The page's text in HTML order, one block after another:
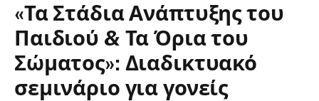
«Τα Στάδια Ανάπτυξης του
Παιδιού & Τα Όρια του
Σώματος»: Διαδικτυακό
σεμινάριο για γονείς